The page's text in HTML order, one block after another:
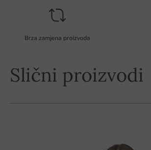
Brza zamjena proizvoda
Slični proizvodi